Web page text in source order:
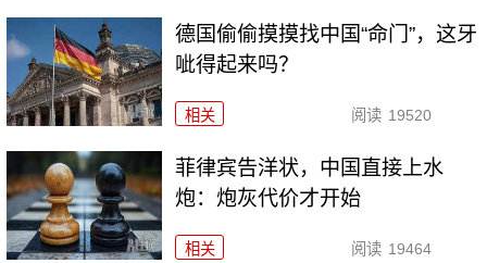
德国偷偷摸摸找中国“命门”，这牙
呲得起来吗？
相关 阅读 19520
菲律宾告洋状，中国直接上水
炮：炮灰代价才开始
相关 阅读 19464